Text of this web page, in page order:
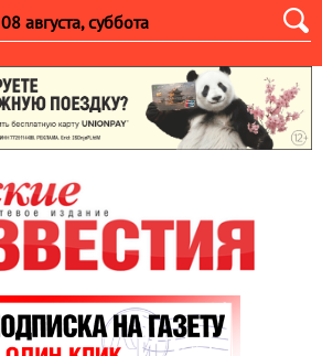
08 августа, суббота